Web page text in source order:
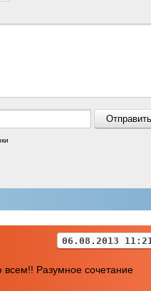
06.08.2013
всем!! Разумное сочетание